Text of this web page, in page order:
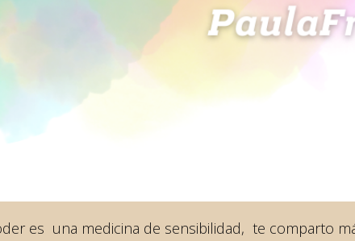
es una medicina de sensibilidad, te comparto